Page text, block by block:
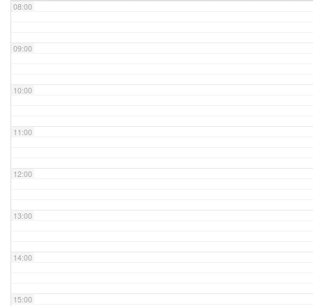
08:00
09:00
10:00
11:00
12:00
13:00
14:00
15:00